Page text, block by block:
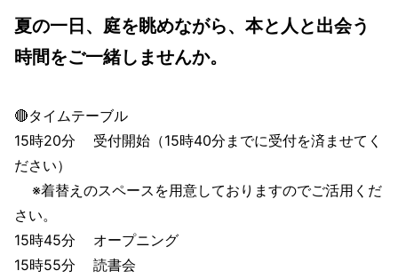
夏の一日、庭を眺めながら、本と人と出会う
時間をご一緒しませんか。
🔴タイムテーブル
15時20分 受付開始（15時40分までに受付を済ませてく
ださい）
※着替えのスペースを用意しておりますのでご活用くだ
さい。
15時45分 オープニング
15時55分 読書会